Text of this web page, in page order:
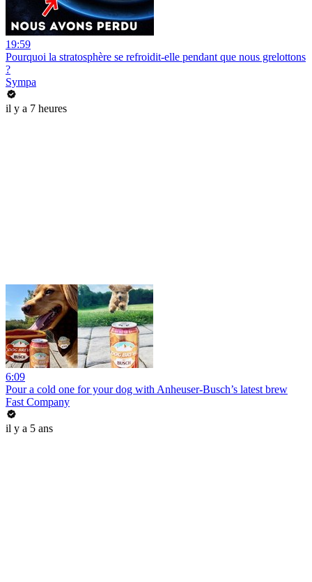
19:59
Pourquoi la stratosphère se refroidit-elle pendant que nous grelottons
?
Sympa
il y a 7 heures
6:09
Pour a cold one for your dog with Anheuser-Busch’s latest brew
Fast Company
il y a 5 ans